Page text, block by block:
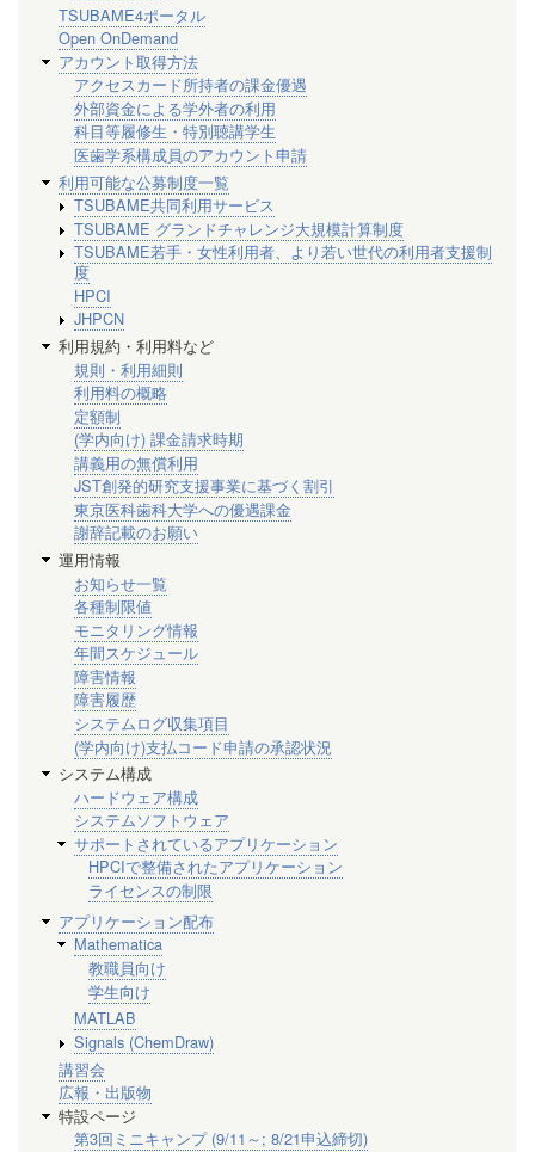
TSUBAME4ポータル
Open OnDemand
アカウント取得方法
アクセスカード所持者の課金優遇
外部資金による学外者の利用
科目等履修生・特別聴講学生
医歯学系構成員のアカウント申請
利用可能な公募制度一覧
TSUBAME共同利用サービス
TSUBAME グランドチャレンジ大規模計算制度
TSUBAME若手・女性利用者、より若い世代の利用者支援制
度
HPCI
JHPCN
利用規約・利用料など
規則・利用細則
利用料の概略
定額制
(学内向け) 課金請求時期
講義用の無償利用
JST創発的研究支援事業に基づく割引
東京医科歯科大学への優遇課金
謝辞記載のお願い
運用情報
お知らせ一覧
各種制限値
モニタリング情報
年間スケジュール
障害情報
障害履歴
システムログ収集項目
(学内向け)支払コード申請の承認状況
システム構成
ハードウェア構成
システムソフトウェア
サポートされているアプリケーション
HPCIで整備されたアプリケーション
ライセンスの制限
アプリケーション配布
Mathematica
教職員向け
学生向け
MATLAB
Signals (ChemDraw)
講習会
広報・出版物
特設ページ
第3回ミニキャンプ (9/11～; 8/21申込締切)